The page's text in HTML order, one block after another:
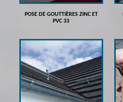
POSE DE GOUTTIÈRES ZINC ET
PVC 33